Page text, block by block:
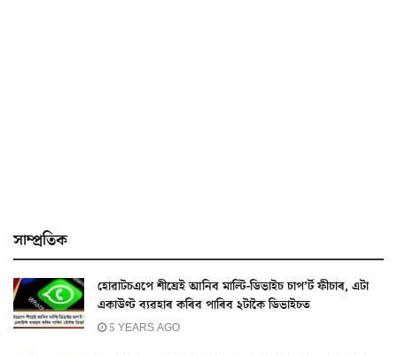
সাম্প্ৰতিক
হোৱাটচএপে শীঘ্ৰেই আনিব মাল্টি-ডিভাইচ চাপ’ৰ্ট ফীচাৰ, এটা
একাউণ্ট ব্যৱহাৰ কৰিব পাৰিব ২টাকৈ ডিভাইচত
5 YEARS AGO